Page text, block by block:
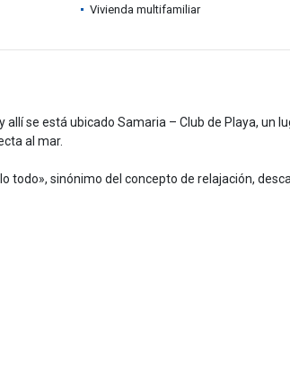
Vivienda multifamiliar
se está ubicado Samaria – Club de Playa, un
al mar.
todo», sinónimo del concepto de relajación,